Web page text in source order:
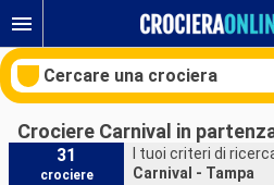
Cercare una crociera
Crociere Carnival in
31
crociere
I tuoi criteri di
Carnival - Tampa